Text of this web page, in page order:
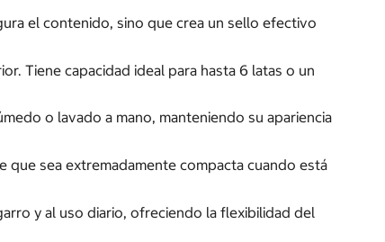
el contenido, sino que crea un sello efectivo
Tiene capacidad ideal para hasta 6 latas o un
o lavado a mano, manteniendo su apariencia
sea extremadamente compacta cuando está
y al uso diario, ofreciendo la flexibilidad del